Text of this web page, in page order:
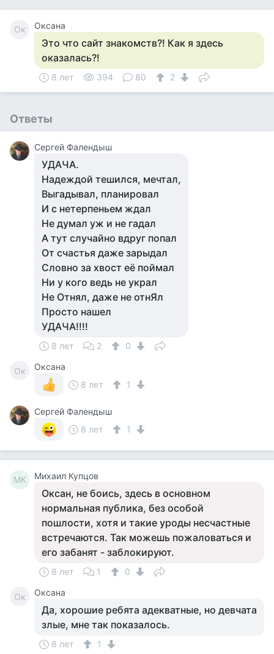
Ок Оксана
Это что сайт знакомств?! Как я здесь
оказалась?!
8 лет 394 80 2
Ответы
Сергей Фалендыш
УДАЧА.
Надеждой тешился, мечтал,
Выгадывал, планировал
И с нетерпеньем ждал
Не думал уж и не гадал
А тут случайно вдруг попал
От счастья даже зарыдал
Словно за хвост её поймал
Ни у кого ведь не украл
Не Отнял, даже не отнЯл
Просто нашел
УДАЧА!!!!
8 лет 2 0
Ок
Оксана
8 лет
1
Сергей Фалендыш
8 лет
1
МК Михаил Купцов
Оксан, не боись, здесь в основном
нормальная публика, без особой
пошлости, хотя и такие уроды несчастные
встречаются. Так можешь пожаловаться и
его забанят - заблокируют.
8 лет 1 0
Ок Оксана
Да, хорошие ребята адекватные, но девчата
злые, мне так показалось.
8 лет 1